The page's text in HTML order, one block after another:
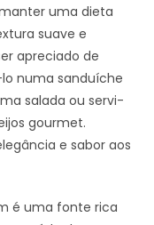
uma dieta
suave e
apreciado de
numa sanduíche
salada ou servi-
gourmet.
e sabor aos
é uma fonte rica